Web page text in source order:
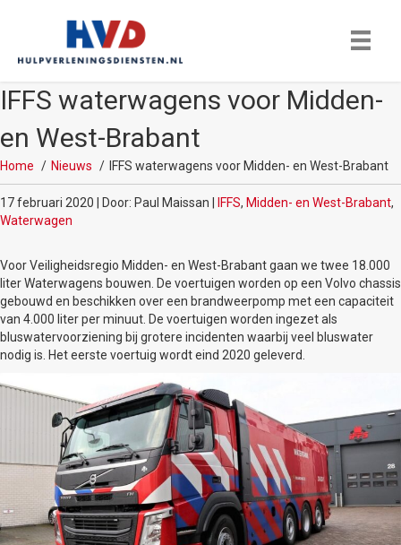
IFFS waterwagens voor Midden-
en West-Brabant
Home Nieuws IFFS waterwagens voor Midden- en West-Brabant
17 februari 2020 | Door: Paul Maissan | IFFS, Midden- en West-Brabant,
Waterwagen
Voor Veiligheidsregio Midden- en West-Brabant gaan we twee 18.000
liter Waterwagens bouwen. De voertuigen worden op een Volvo chassis
gebouwd en beschikken over een brandweerpomp met een capaciteit
van 4.000 liter per minuut. De voertuigen worden ingezet als
bluswatervoorziening bij grotere incidenten waarbij veel bluswater
nodig is. Het eerste voertuig wordt eind 2020 geleverd.